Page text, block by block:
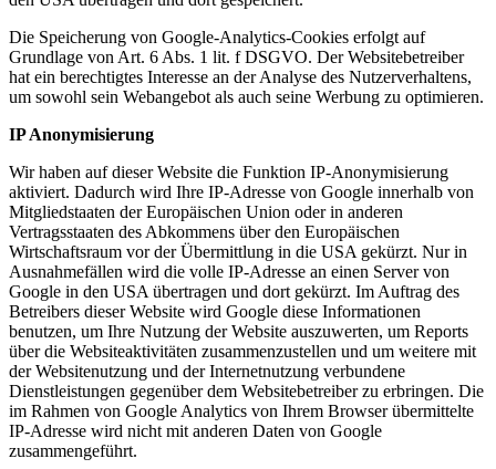
Die Speicherung von Google-Analytics-Cookies erfolgt auf
Grundlage von Art. 6 Abs. 1 lit. f DSGVO. Der Websitebetreiber
hat ein berechtigtes Interesse an der Analyse des Nutzerverhaltens,
um sowohl sein Webangebot als auch seine Werbung zu optimieren.
IP Anonymisierung
Wir haben auf dieser Website die Funktion IP-Anonymisierung
aktiviert. Dadurch wird Ihre IP-Adresse von Google innerhalb von
Mitgliedstaaten der Europäischen Union oder in anderen
Vertragsstaaten des Abkommens über den Europäischen
Wirtschaftsraum vor der Übermittlung in die USA gekürzt. Nur in
Ausnahmefällen wird die volle IP-Adresse an einen Server von
Google in den USA übertragen und dort gekürzt. Im Auftrag des
Betreibers dieser Website wird Google diese Informationen
benutzen, um Ihre Nutzung der Website auszuwerten, um Reports
über die Websiteaktivitäten zusammenzustellen und um weitere mit
der Websitenutzung und der Internetnutzung verbundene
Dienstleistungen gegenüber dem Websitebetreiber zu erbringen. Die
im Rahmen von Google Analytics von Ihrem Browser übermittelte
IP-Adresse wird nicht mit anderen Daten von Google
zusammengeführt.